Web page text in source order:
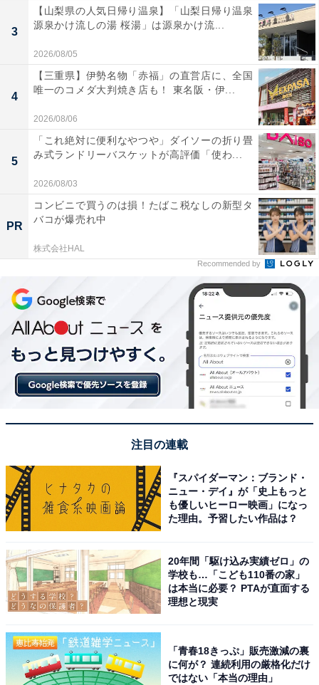
3
【山梨県の人気日帰り温泉】「山梨日帰り温泉
源泉かけ流しの湯 桜湯」は源泉かけ流...
2026/08/05
4
【三重県】伊勢名物「赤福」の直営店に、全国
唯一のコメダ大判焼き店も！ 東名阪・伊...
2026/08/06
5
「これ絶対に便利なやつや」ダイソーの折り畳
み式ランドリーバスケットが高評価「使わ...
2026/08/03
PR
コンビニで買うのは損！たばこ税なしの新型タ
バコが爆売れ中
株式会社HAL
Recommended by
注目の連載
『スパイダーマン：ブランド・
ニュー・デイ』が「史上もっと
も優しいヒーロー映画」になっ
た理由。予習したい作品は？
20年間「駆け込み実績ゼロ」の
学校も…「こども110番の家」
は本当に必要？ PTAが直面する
理想と現実
「青春18きっぷ」販売激減の裏
に何が？ 連続利用の厳格化だけ
ではない「本当の理由」